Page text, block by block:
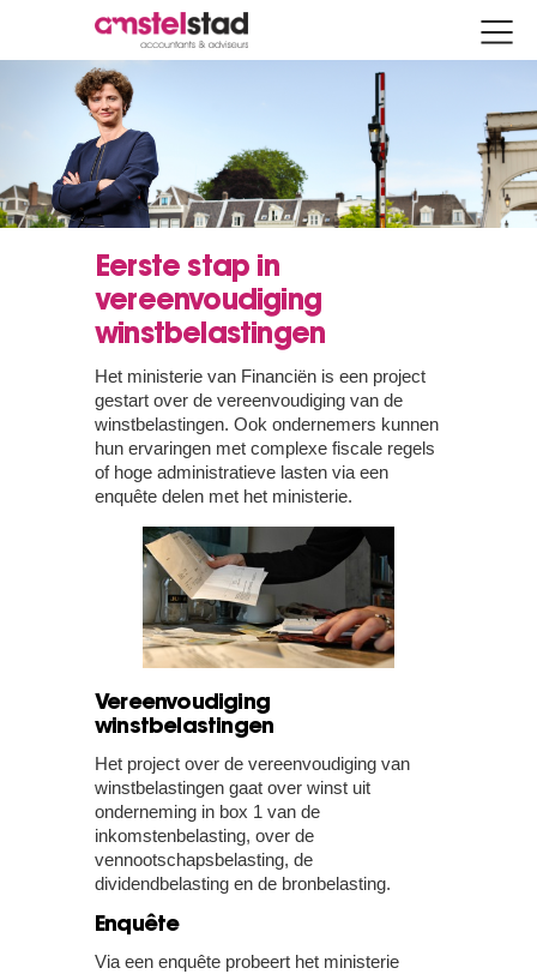
Eerste stap in
vereenvoudiging
winstbelastingen
Het ministerie van Financiën is een project
gestart over de vereenvoudiging van de
winstbelastingen. Ook ondernemers kunnen
hun ervaringen met complexe fiscale regels
of hoge administratieve lasten via een
enquête delen met het ministerie.
Vereenvoudiging
winstbelastingen
Het project over de vereenvoudiging van
winstbelastingen gaat over winst uit
onderneming in box 1 van de
inkomstenbelasting, over de
vennootschapsbelasting, de
dividendbelasting en de bronbelasting.
Enquête
Via een enquête probeert het ministerie